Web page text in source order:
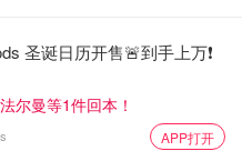
圣诞日历开售🚨到手上万❗️
尔曼等1件回本！
APP打开